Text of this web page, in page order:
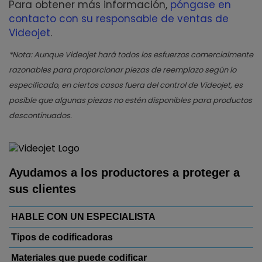
Para obtener más información, póngase en
contacto con su responsable de ventas de
Videojet.
*Nota: Aunque Videojet hará todos los esfuerzos comercialmente
razonables para proporcionar piezas de reemplazo según lo
especificado, en ciertos casos fuera del control de Videojet, es
posible que algunas piezas no estén disponibles para productos
descontinuados.
Ayudamos a los productores a proteger a
sus clientes
HABLE CON UN ESPECIALISTA
Tipos de codificadoras
Materiales que puede codificar